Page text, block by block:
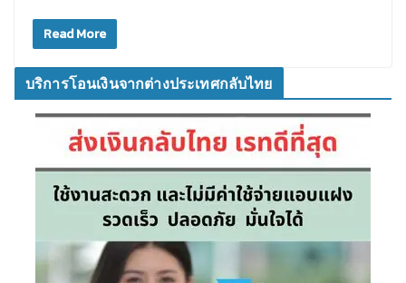
Read More
บริการโอนเงินจากต่างประเทศกลับไทย